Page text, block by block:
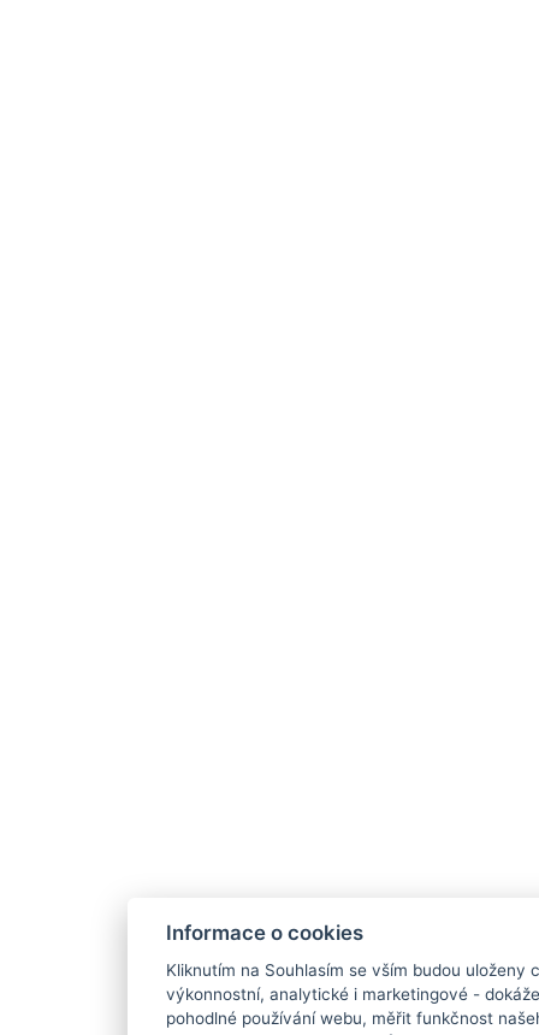
Informace o cookies
Kliknutím na Souhlasím se vším budou uloženy
výkonnostní, analytické i marketingové -
pohodlné používání webu, měřit funkčnost